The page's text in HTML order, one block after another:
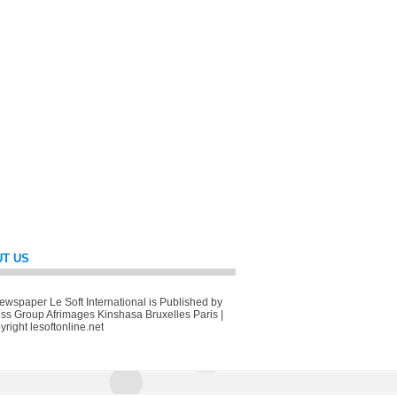
US
Le Soft International is Published by
Group Afrimages Kinshasa Bruxelles Paris |
lesoftonline.net